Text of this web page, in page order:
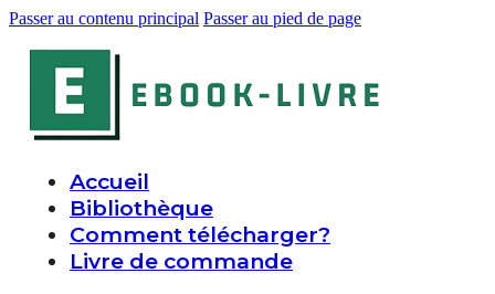
Passer au contenu principal Passer au pied de page
Accueil
Bibliothèque
Comment télécharger?
Livre de commande